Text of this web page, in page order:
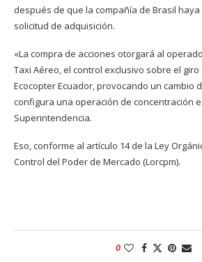
después de que la compañía de Brasil
solicitud de adquisición.
«La compra de acciones otorgará al
Taxi Aéreo, el control exclusivo sobre el
Ecocopter Ecuador, provocando un cambio
configura una operación de concentración
Superintendencia.
Eso, conforme al artículo 14 de la Ley
Control del Poder de Mercado (Lorcpm).
0